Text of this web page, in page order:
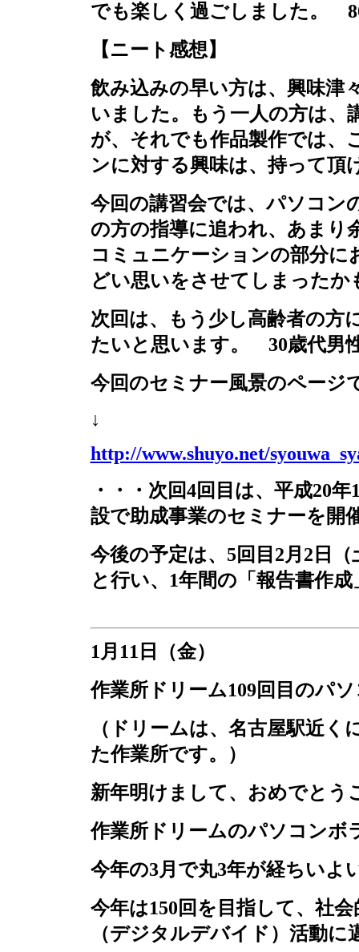
でも楽しく過ごしました。
【ニート感想】
飲み込みの早い方は、興味津
いました。もう一人の方は、
が、それでも作品製作では、
ンに対する興味は、持って頂
今回の講習会では、パソコン
の方の指導に追われ、あまり
コミュニケーションの部分に
どい思いをさせてしまったか
次回は、もう少し高齢者の方
たいと思います。 30歳代男
今回のセミナー風景のページ
↓
http://www.shuyo.net/
・・・次回4回目は、平成20年
設で助成事業のセミナーを開
今後の予定は、 5回目 2月 2 日（
と行い、 1年間の「報告書作
1 月 11 日（金）
作業所ドリーム109回目のパ
（ドリームは、名古屋駅近
た作業所です。）
新年明けまして、おめでとう
作業所ドリームのパソコンボ
今年の3月で丸3年が経ちいよ
今年は150回を目指して、社
（デジタルデバイド）活動